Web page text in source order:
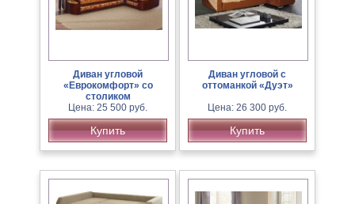
Диван угловой
«Еврокомфорт» со
столиком
Цена: 25 500 руб.
Купить
Диван угловой с
оттоманкой «Дуэт»
Цена: 26 300 руб.
Купить